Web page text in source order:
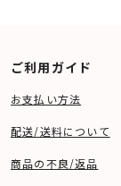
ご利用ガイド
お支払い方法
配送/送料について
商品の不良/返品